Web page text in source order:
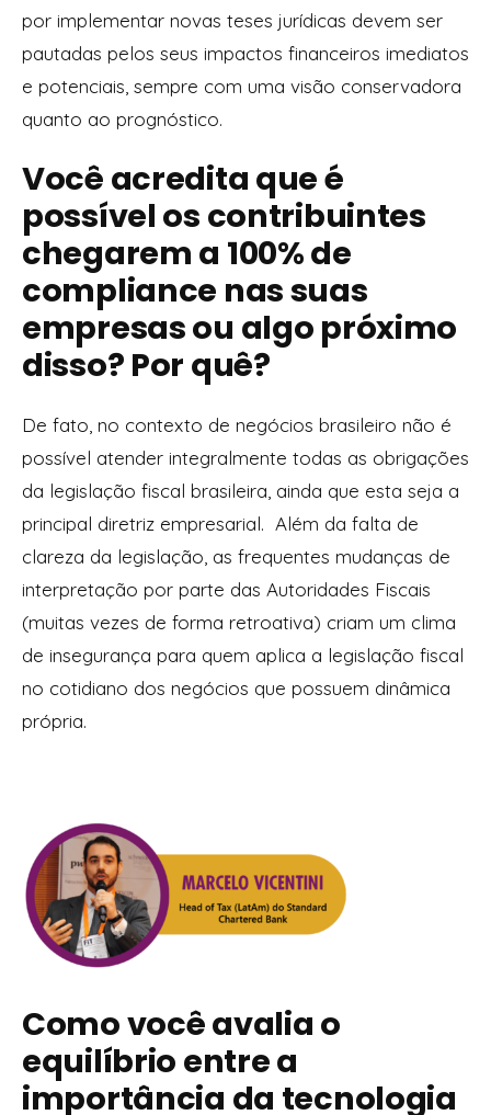
por implementar novas teses jurídicas devem ser
pautadas pelos seus impactos financeiros imediatos
e potenciais, sempre com uma visão conservadora
quanto ao prognóstico.
Você acredita que é
possível os contribuintes
chegarem a 100% de
compliance nas suas
empresas ou algo próximo
disso? Por quê?
De fato, no contexto de negócios brasileiro não é
possível atender integralmente todas as obrigações
da legislação fiscal brasileira, ainda que esta seja a
principal diretriz empresarial. Além da falta de
clareza da legislação, as frequentes mudanças de
interpretação por parte das Autoridades Fiscais
(muitas vezes de forma retroativa) criam um clima
de insegurança para quem aplica a legislação fiscal
no cotidiano dos negócios que possuem dinâmica
própria.
Como você avalia o
equilíbrio entre a
importância da tecnologia